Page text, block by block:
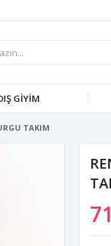
GİYİM
TAKIM